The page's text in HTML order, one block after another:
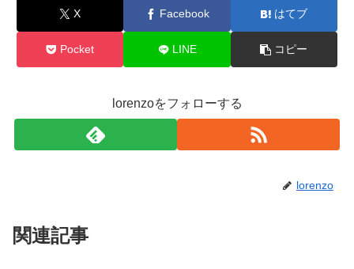
X Facebook はてブ
Pocket LINE コピー
lorenzoをフォローする
lorenzo
関連記事